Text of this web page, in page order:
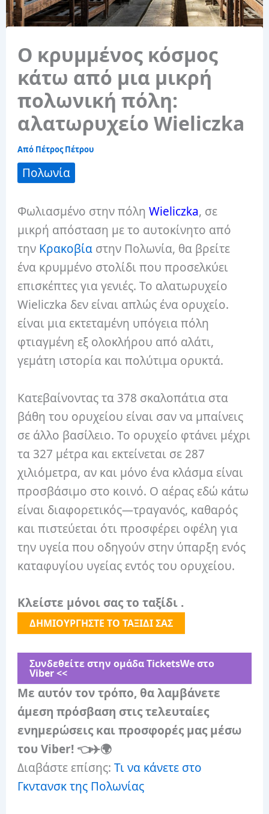
Ο κρυμμένος κόσμος
κάτω από μια μικρή
πολωνική πόλη:
αλατωρυχείο Wieliczka
Από Πέτρος Πέτρου
Πολωνία
Φωλιασμένο στην πόληWieliczka, σε
μικρή απόσταση με το αυτοκίνητο από
την Κρακοβία στην Πολωνία, θα βρείτε
ένα κρυμμένο στολίδι που προσελκύει
επισκέπτες για γενιές. Το αλατωρυχείο
Wieliczka δεν είναι απλώς ένα ορυχείο.
είναι μια εκτεταμένη υπόγεια πόλη
φτιαγμένη εξ ολοκλήρου από αλάτι,
γεμάτη ιστορία και πολύτιμα ορυκτά.
Κατεβαίνοντας τα 378 σκαλοπάτια στα
βάθη του ορυχείου είναι σαν να μπαίνεις
σε άλλο βασίλειο. Το ορυχείο φτάνει μέχρι
τα 327 μέτρα και εκτείνεται σε 287
χιλιόμετρα, αν και μόνο ένα κλάσμα είναι
προσβάσιμο στο κοινό. Ο αέρας εδώ κάτω
είναι διαφορετικός—τραγανός, καθαρός
και πιστεύεται ότι προσφέρει οφέλη για
την υγεία που οδηγούν στην ύπαρξη ενός
καταφυγίου υγείας εντός του ορυχείου.
Κλείστε μόνοι σας το ταξίδι .
ΔΗΜΙΟΥΡΓΗΣΤΕ ΤΟ ΤΑΞΙΔΙ ΣΑΣ
Συνδεθείτε στην ομάδα ⁨TicketsWe⁩ στο
Viber <<
Με αυτόν τον τρόπο, θα λαμβάνετε
άμεση πρόσβαση στις τελευταίες
ενημερώσεις και προσφορές μας μέσω
του Viber! 👈✈️🌍
Διαβάστε επίσης:Τι να κάνετε στο
Γκντανσκ της Πολωνίας